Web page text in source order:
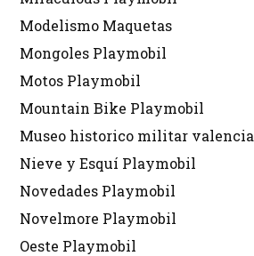
Modelismo Maquetas
Mongoles Playmobil
Motos Playmobil
Mountain Bike Playmobil
Museo historico militar valencia
Nieve y Esquí Playmobil
Novedades Playmobil
Novelmore Playmobil
Oeste Playmobil